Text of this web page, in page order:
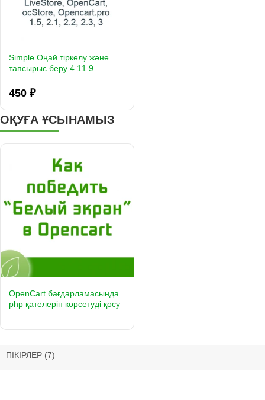
Simple Оңай тіркелу және
тапсырыс беру 4.11.9
450 ₽
ОҚУҒА ҰСЫНАМЫЗ
OpenCart бағдарламасында
php қателерін көрсетуді қосу
ПІКІРЛЕР (7)